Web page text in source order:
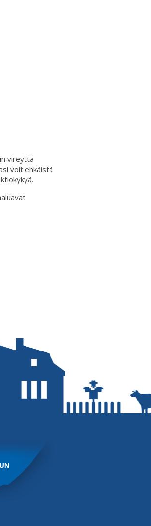
vireyttä
voit ehkäistä